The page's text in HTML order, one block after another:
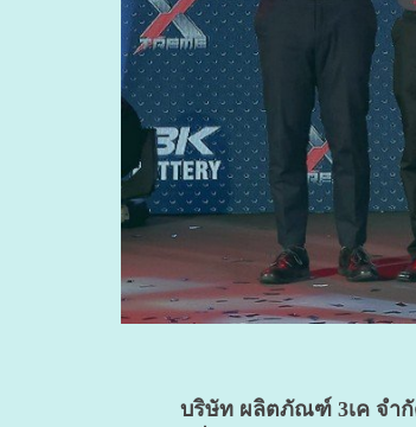
บริษัท ผลิตภัณฑ์ 3เค จำกัด เ